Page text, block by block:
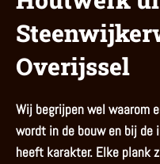
Overijssel
Wij begrijpen wel waarom
wordt in de bouw en bij de
heeft karakter. Elke plank